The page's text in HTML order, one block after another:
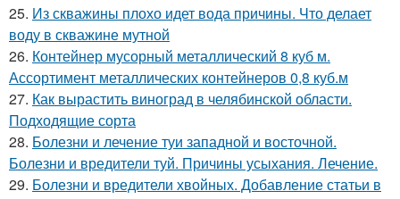
25. Из скважины плохо идет вода причины. Что делает
воду в скважине мутной
26. Контейнер мусорный металлический 8 куб м.
Ассортимент металлических контейнеров 0,8 куб.м
27. Как вырастить виноград в челябинской области.
Подходящие сорта
28. Болезни и лечение туи западной и восточной.
Болезни и вредители туй. Причины усыхания. Лечение.
29. Болезни и вредители хвойных. Добавление статьи в